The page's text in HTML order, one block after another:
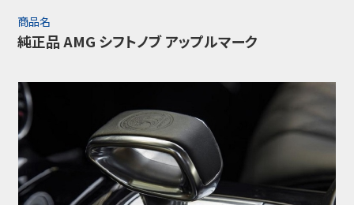
商品名
純正品 AMG シフトノブ アップルマーク